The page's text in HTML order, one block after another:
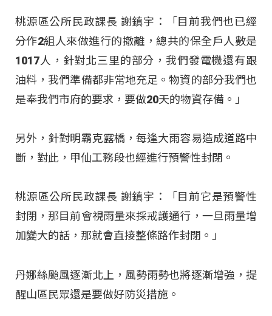
桃源區公所民政課長 謝鎮宇：「目前我們也已經
分作2組人來做進行的撤離，總共的保全戶人數是
1017人，針對北三里的部分，我們發電機還有跟
油料，我們準備都非常地充足。物資的部分我們也
是奉我們市府的要求，要做20天的物資存備。」
另外，針對明霸克露橋，每逢大雨容易造成道路中
斷，對此，甲仙工務段也經進行預警性封閉。
桃源區公所民政課長 謝鎮宇：「目前它是預警性
封閉，那目前會視雨量來採戒護通行，一旦雨量增
加變大的話，那就會直接整條路作封閉。」
丹娜絲颱風逐漸北上，風勢雨勢也將逐漸增強，提
醒山區民眾還是要做好防災措施。